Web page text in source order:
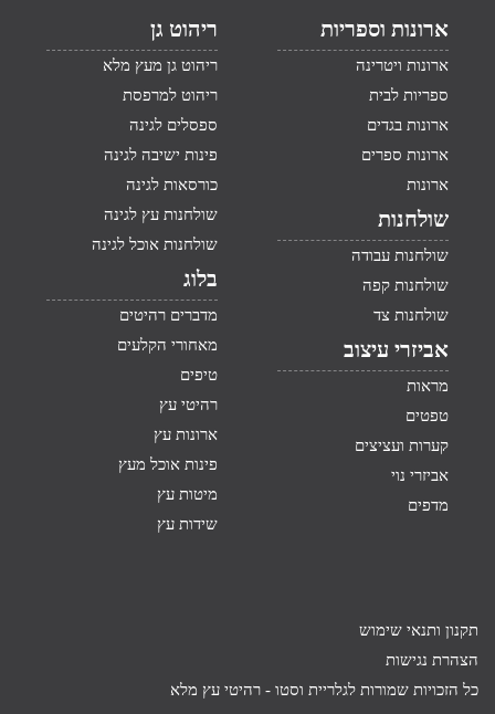
ארונות וספריות
ארונות ויטרינה
ספריות לבית
ארונות בגדים
ארונות ספרים
ארונות
שולחנות
שולחנות עבודה
שולחנות קפה
שולחנות צד
אביזרי עיצוב
מראות
טפטים
קערות ועציצים
אביזרי נוי
מדפים
ריהוט גן
ריהוט גן מעץ מלא
ריהוט למרפסת
ספסלים לגינה
פינות ישיבה לגינה
כורסאות לגינה
שולחנות עץ לגינה
שולחנות אוכל לגינה
בלוג
מדברים רהיטים
מאחורי הקלעים
טיפים
רהיטי עץ
ארונות עץ
פינות אוכל מעץ
מיטות עץ
שידות עץ
תקנון ותנאי שימוש
הצהרת נגישות
כל הזכויות שמורות לגלריית וסטו - רהיטי עץ מלא